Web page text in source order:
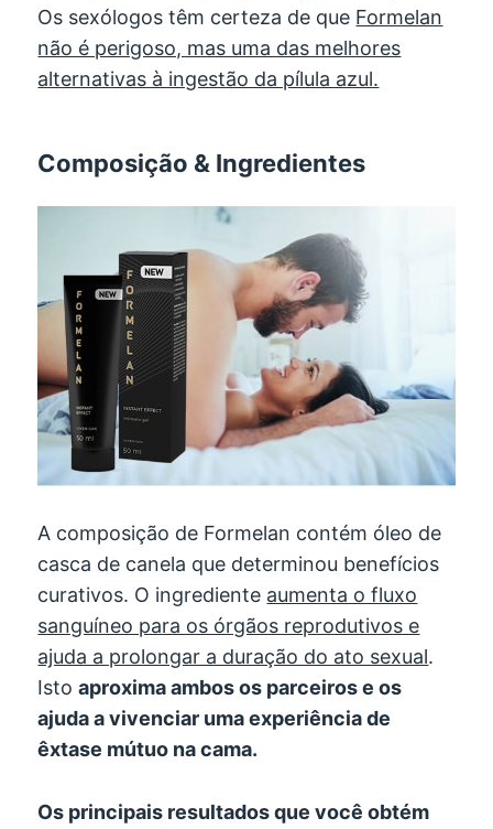
Os sexólogos têm certeza de que Formelan
não é perigoso, mas uma das melhores
alternativas à ingestão da pílula azul.
Composição & Ingredientes
A composição de Formelan contém óleo de
casca de canela que determinou benefícios
curativos. O ingrediente aumenta o fluxo
sanguíneo para os órgãos reprodutivos e
ajuda a prolongar a duração do ato sexual.
Istoaproxima ambos os parceiros e os
ajuda a vivenciar uma experiência de
êxtase mútuo na cama.
Os principais resultados que você obtém